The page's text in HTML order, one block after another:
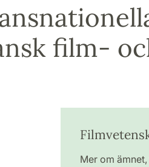
film-
Mer om